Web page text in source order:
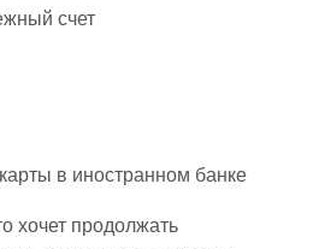
счет
в иностранном банке
хочет продолжать